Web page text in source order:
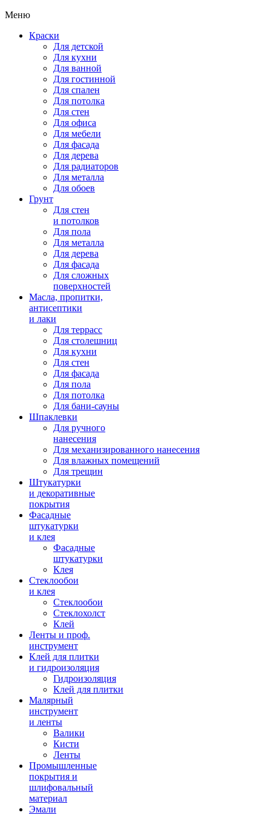
Меню
Краски
Для детской
Для кухни
Для ванной
Для гостинной
Для спален
Для потолка
Для стен
Для офиса
Для мебели
Для фасада
Для дерева
Для радиаторов
Для металла
Для обоев
Грунт
Для стен
и потолков
Для пола
Для металла
Для дерева
Для фасада
Для сложных
поверхностей
Масла, пропитки,
антисептики
и лаки
Для террасс
Для столешниц
Для кухни
Для стен
Для фасада
Для пола
Для потолка
Для бани-сауны
Шпаклевки
Для ручного
нанесения
Для механизированного нанесения
Для влажных помещений
Для трещин
Штукатурки
и декоративные
покрытия
Фасадные
штукатурки
и клея
Фасадные
штукатурки
Клея
Стеклообои
и клея
Стеклообои
Стеклохолст
Клей
Ленты и проф.
инструмент
Клей для плитки
и гидроизоляция
Гидроизоляция
Клей для плитки
Малярный
инструмент
и ленты
Валики
Кисти
Ленты
Промышленные
покрытия и
шлифовальный
материал
Эмали